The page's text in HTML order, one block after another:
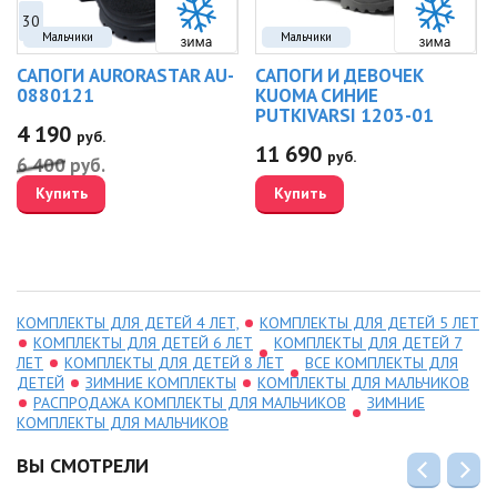
Цветовая гамма:
Очень светлый синий, темно-синий, черно-синий/темно-синий.
Мальчики
30
САПОГИ AURORASTAR AU-
0880121
4 190 руб.
6 400 руб.
Купить
Мальчики
САПОГИ И ДЕВОЧЕК
KUOMA СИНИЕ
PUTKIVARSI 1203-01
11 690 руб.
Купить
КОМПЛЕКТЫ ДЛЯ ДЕТЕЙ 4 ЛЕТ,
КОМПЛЕКТЫ ДЛЯ ДЕТЕЙ 5 ЛЕТ
КОМПЛЕКТЫ ДЛЯ ДЕТЕЙ 6 ЛЕТ
КОМПЛЕКТЫ ДЛЯ ДЕТЕЙ 7
ЛЕТ
КОМПЛЕКТЫ ДЛЯ ДЕТЕЙ 8 ЛЕТ
ВСЕ КОМПЛЕКТЫ ДЛЯ
ДЕТЕЙ
ЗИМНИЕ КОМПЛЕКТЫ
КОМПЛЕКТЫ ДЛЯ МАЛЬЧИКОВ
РАСПРОДАЖА КОМПЛЕКТЫ ДЛЯ МАЛЬЧИКОВ
ЗИМНИЕ
КОМПЛЕКТЫ ДЛЯ МАЛЬЧИКОВ
ВЫ СМОТРЕЛИ